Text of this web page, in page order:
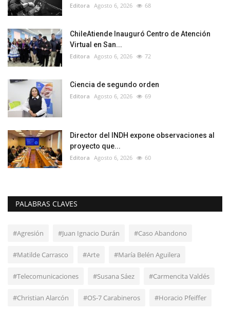
Editora Agosto 6, 2026 68
ChileAtiende Inauguró Centro de Atención
Virtual en San...
Editora Agosto 6, 2026 72
Ciencia de segundo orden
Editora Agosto 6, 2026 69
Director del INDH expone observaciones al
proyecto que...
Editora Agosto 6, 2026 60
PALABRAS CLAVES
#Agresión #Juan Ignacio Durán #Caso Abandono
#Matilde Carrasco #Arte #María Belén Aguilera
#Telecomunicaciones #Susana Sáez #Carmencita Valdés
#Christian Alarcón #OS-7 Carabineros #Horacio Pfeiffer